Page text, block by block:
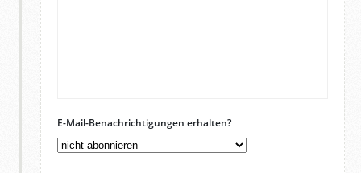
E-Mail-Benachrichtigungen erhalten?